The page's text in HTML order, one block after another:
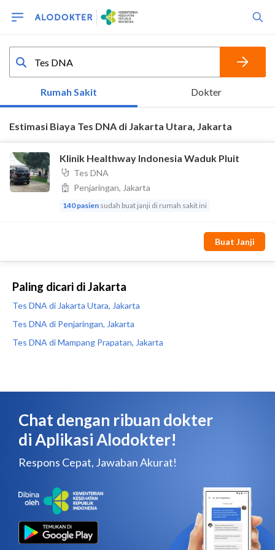
Paling dicari di Jakarta
Tes DNA di Jakarta Utara, Jakarta
Tes DNA di Penjaringan, Jakarta
Tes DNA di Mampang Prapatan, Jakarta